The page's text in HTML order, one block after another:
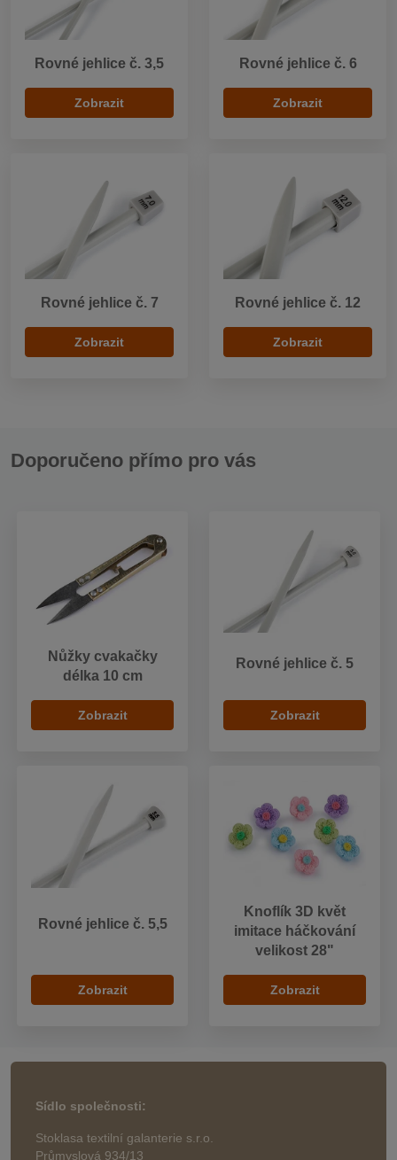
Rovné jehlice č. 3,5
Zobrazit
Rovné jehlice č. 6
Zobrazit
Rovné jehlice č. 7
Zobrazit
Rovné jehlice č. 12
Zobrazit
Doporučeno přímo pro vás
Nůžky cvakačky
délka 10 cm
Zobrazit
Rovné jehlice č. 5
Zobrazit
Rovné jehlice č. 5,5
Zobrazit
Knoflík 3D květ
imitace háčkování
velikost 28"
Zobrazit
Sídlo společnosti:
Stoklasa textilní galanterie s.r.o.
Průmyslová 934/13